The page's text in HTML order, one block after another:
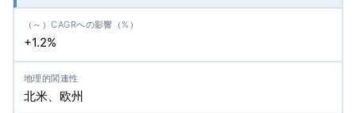
+1.2%
北米、欧州